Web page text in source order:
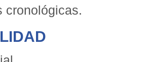
cronológicas.